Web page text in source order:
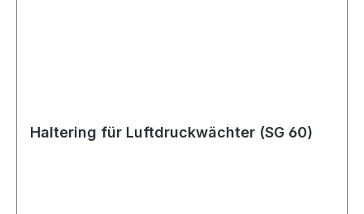
Haltering für Luftdruckwächter (SG 60)